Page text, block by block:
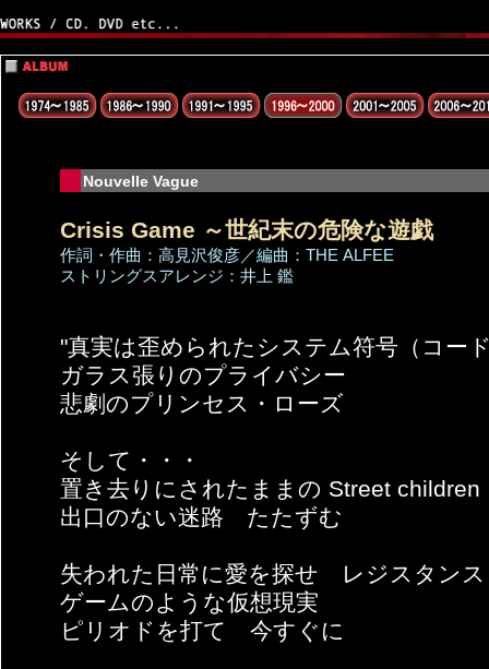
Nouvelle Vague
Crisis Game ～世紀末の危険な遊戯
作詞・作曲：高見沢俊彦／編曲：THE ALFEE
ストリングスアレンジ：井上 鑑
"真実は歪められたシステム符号（コー
ガラス張りのプライバシー
悲劇のプリンセス・ローズ
そして・・・
置き去りにされたままの Street children
出口のない迷路 たたずむ
失われた日常に愛を探せ レジスタン
ゲームのような仮想現実
ピリオドを打て 今すぐに